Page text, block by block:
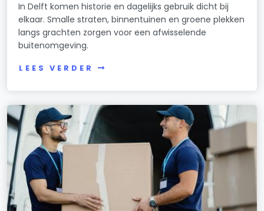
In Delft komen historie en dagelijks gebruik dicht bij
elkaar. Smalle straten, binnentuinen en groene plekken
langs grachten zorgen voor een afwisselende
buitenomgeving.
LEES VERDER